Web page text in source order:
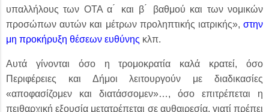
υπαλλήλους των OTA α ́ και β ́ βαθμού και των νομικών
προσώπων αυτών και μέτρων προληπτικής ιατρικής», στην
μη προκήρυξη θέσεων ευθύνης κλπ.
Αυτά γίνονται όσο η τρομοκρατία καλά κρατεί, όσο
Περιφέρειες και Δήμοι λειτουργούν με διαδικασίες
«αποφασίζομεν και διατάσσομεν»…, όσο επιτρέπεται η
πειθαρχική εξουσία μετατρέπεται σε αυθαιρεσία, γιατί πρέπει